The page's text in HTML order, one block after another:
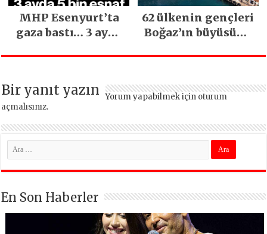
MHP Esenyurt’ta
gaza bastı… 3 ayda
edildi
62 ülkenin gençleri
Boğaz’ın büyüsüne
Bir yanıt yazın Yorum yapabilmek için oturum
açmalısınız.
En Son Haberler